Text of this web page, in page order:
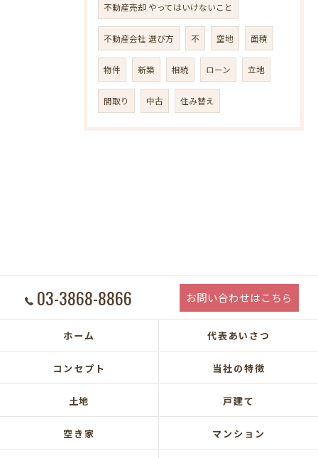
不動産売却 やってはいけないこと
不動産会社 選び方 不 空地 面積
物件 新築 相続 ローン 立地
間取り 中古 住み替え
03-3868-8866 お問い合わせはこちら
ホーム 代表あいさつ
コンセプト 当社の特徴
土地 戸建て
空き家 マンション